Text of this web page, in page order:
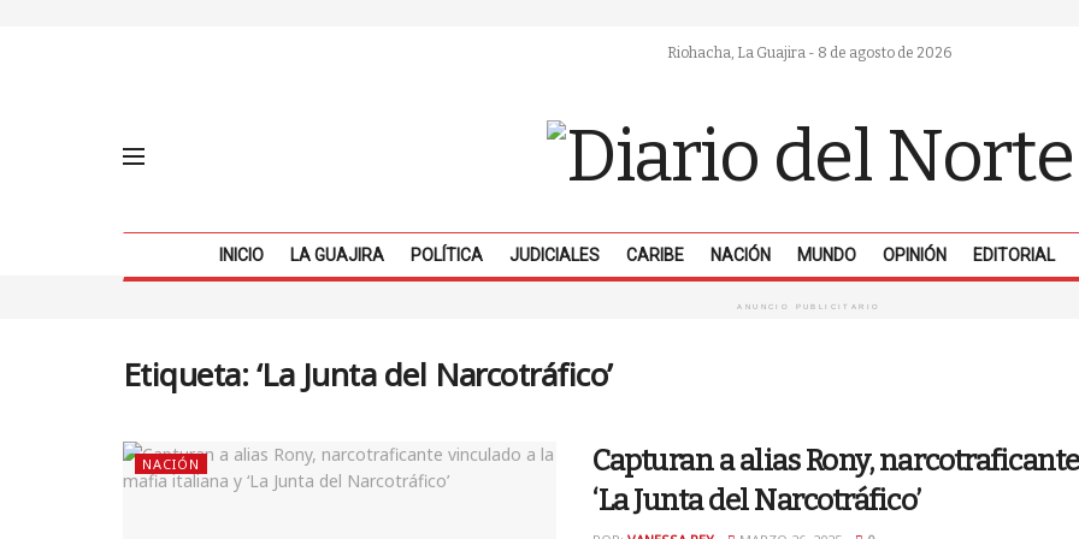
Riohacha, La Guajira - 8 de agosto de 2026
INICIO LA GUAJIRA POLÍTICA JUDICIALES CARIBE NACIÓN MUNDO OPINIÓN EDITORIAL
ANUNCIO PUBLICITARIO
Etiqueta:‘La Junta del Narcotráfico’
NACIÓN
Capturan a alias Rony,
‘La Junta del Narcotráfico’